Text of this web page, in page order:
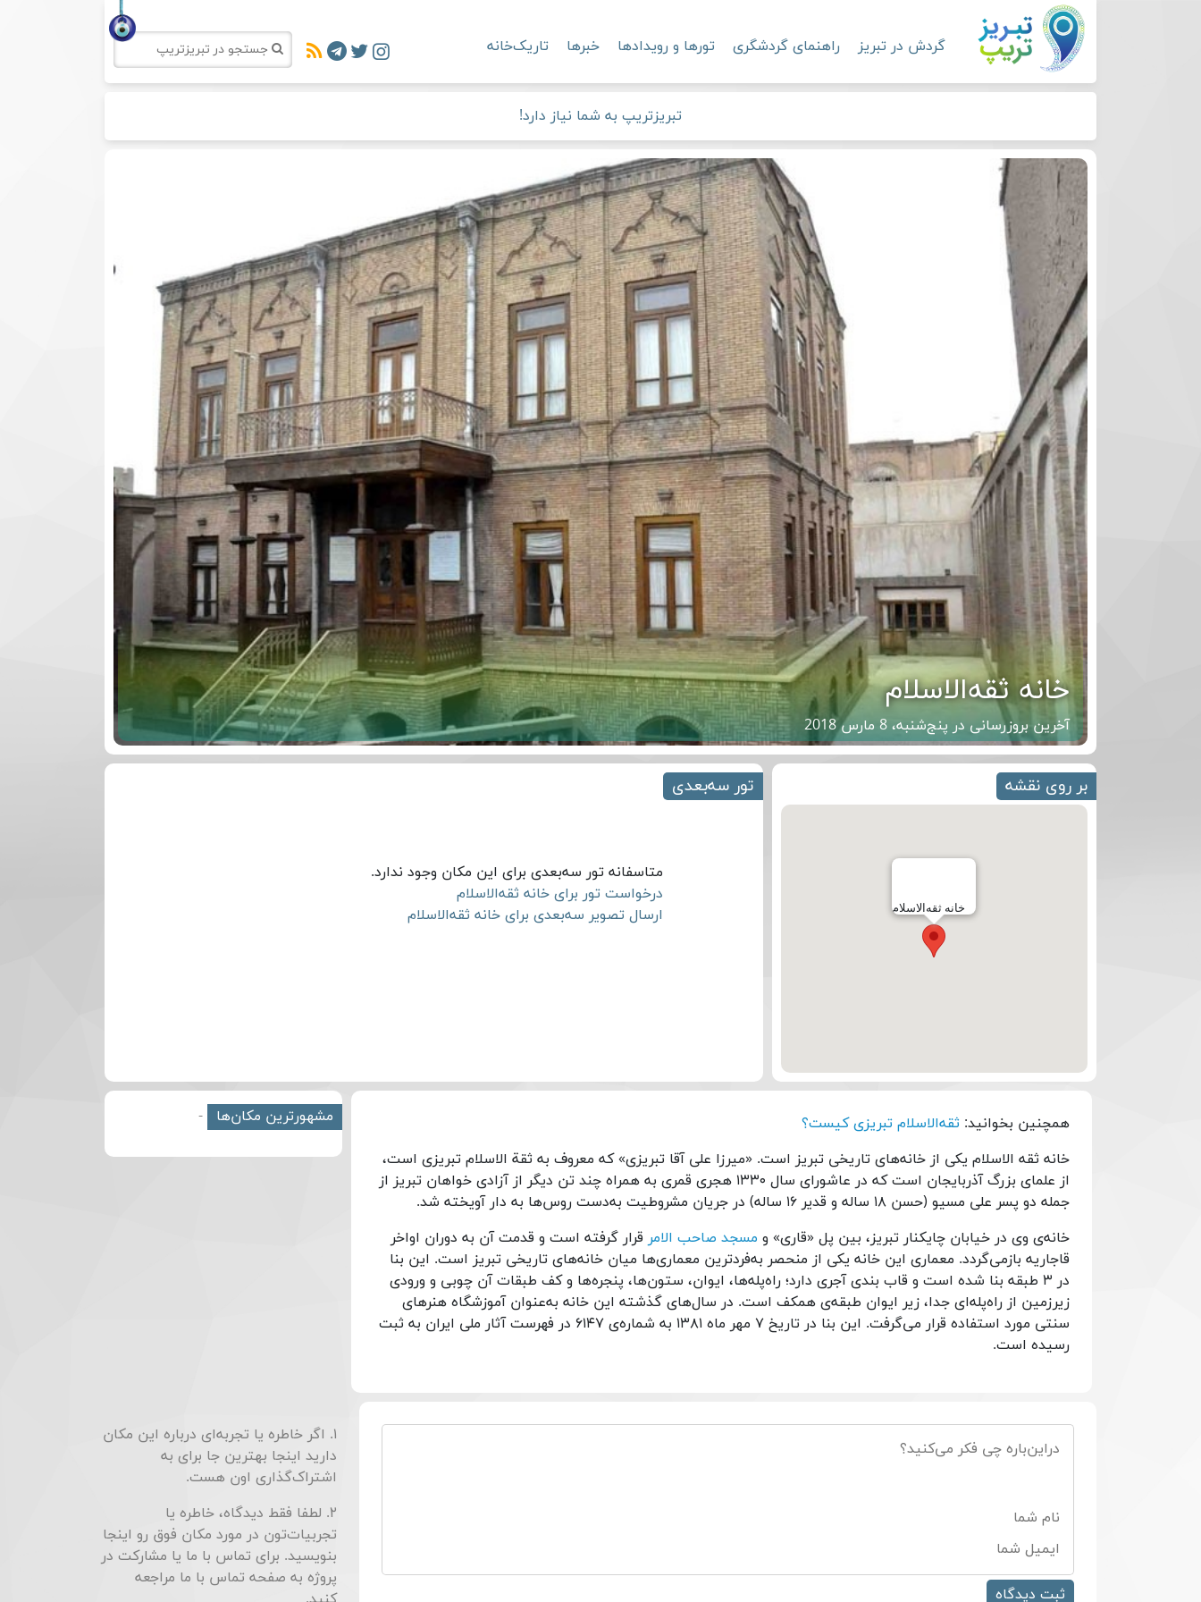
گردش در تبریز راهنمای گردشگری تورها و رویدادها خبرها تاریک‌خانه
تبریزتریپ به شما نیاز دارد!
خانه ثقه‌الاسلام
آخرین بروزرسانی در پنج‌شنبه، 8 مارس 2018
بر روی نقشه
خانه ثقه‌الاسلام
تور سه‌بعدی
متاسفانه تور سه‌بعدی برای این مکان وجود ندارد.
درخواست تور برای خانه ثقه‌الاسلام
ارسال تصویر سه‌بعدی برای خانه ثقه‌الاسلام
همچنین بخوانید: ثقه‌الاسلام تبریزی کیست؟
خانه ثقه الاسلام یکی از خانه‌های تاریخی تبریز است. «میرزا علی آقا تبریزی» که معروف به ثقة الاسلام تبریزی است،
از علمای بزرگ آذربایجان است که در عاشورای سال ۱۳۳۰ هجری قمری به همراه چند تن دیگر از آزادی خواهان تبریز از
جمله دو پسر علی مسیو (حسن ۱۸ ساله و قدیر ۱۶ ساله) در جریان مشروطیت به‌دست روس‌ها به دار آویخته شد.
خانه‌ی وی در خیابان چایکنار تبریز، بین پل «قاری» و مسجد صاحب الامر قرار گرفته است و قدمت آن به دوران اواخر
قاجاریه بازمی‌گردد. معماری این خانه یکی از منحصر به‌فردترین معماری‌ها میان خانه‌های تاریخی تبریز است. این بنا
در ۳ طبقه بنا شده است و قاب بندی آجری دارد؛ راه‌پله‌ها، ایوان، ستون‌ها، پنجره‌ها و کف طبقات آن چوبی و ورودی
زیرزمین از راه‌پله‌ای جدا، زیر ایوان طبقه‌ی همکف است. در سال‌های گذشته این خانه به‌عنوان آموزشگاه هنرهای
سنتی مورد استفاده قرار می‌گرفت. این بنا در تاریخ ۷ مهر ماه ۱۳۸۱ به شماره‌ی ۶۱۴۷ در فهرست آثار ملی ایران به ثبت
رسیده است.
مشهورترین مکان‌ها -
۱. اگر خاطره یا تجربه‌ای درباره این مکان
دارید اینجا بهترین جا برای به
اشتراک‌گذاری اون هست.
۲. لطفا فقط دیدگاه، خاطره یا
تجربیات‌تون در مورد مکان فوق رو اینجا
بنویسید. برای تماس با ما یا مشارکت در
پروژه به صفحه تماس با ما مراجعه